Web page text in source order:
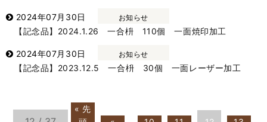
【記念品】2024.1.26 一合枡 110個 一面焼印加工
2024年07月30日 お知らせ
【記念品】2023.12.5 一合枡 30個 一面レーザー加工
2024年07月30日 お知らせ
« 先